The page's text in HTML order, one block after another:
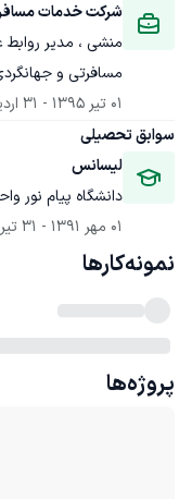
شرکت خدمات
منشی ، مدیر
مسافرتی و
01 تیر 1395
- 31 اردیبهشت 1397
سوابق تحصیلی
لیسانس
دانشگاه پیام نور
01 مهر 1391
- 31 تیر 1394
نمونه‌کارها
پروژه‌ها